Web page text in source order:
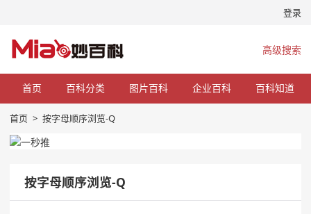
登录
高级搜索
首页 百科分类 图片百科 企业百科 百科知道
首页 > 按字母顺序浏览-Q
按字母顺序浏览-Q